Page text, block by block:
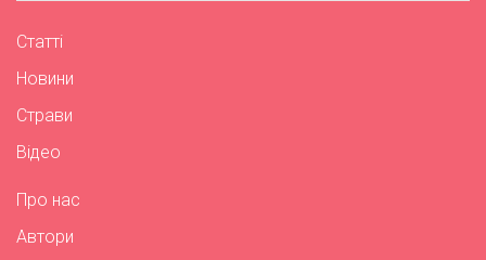
Статті
Новини
Страви
Відео
Про нас
Автори